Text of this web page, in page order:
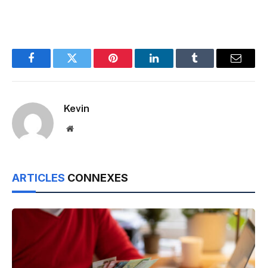
FacebookTwitter Pinterest LinkedInTumblr Email
Kevin
Website
ARTICLES CONNEXES